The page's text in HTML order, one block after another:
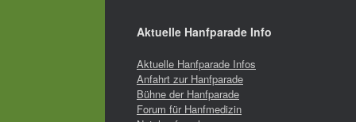
Aktuelle Hanfparade Info
Aktuelle Hanfparade Infos
Anfahrt zur Hanfparade
Bühne der Hanfparade
Forum für Hanfmedizin